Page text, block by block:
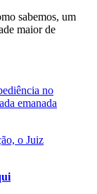
sabemos, um
maior de
no
emanada
o Juiz